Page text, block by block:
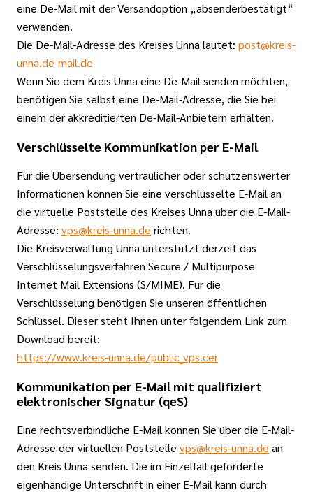
eine De-Mail mit der Versandoption „absenderbestätigt“
verwenden.
Die De-Mail-Adresse des Kreises Unna lautet: post@kreis-
unna.de-mail.de
Wenn Sie dem Kreis Unna eine De-Mail senden möchten,
benötigen Sie selbst eine De-Mail-Adresse, die Sie bei
einem der akkreditierten De-Mail-Anbietern erhalten.
Verschlüsselte Kommunikation per E-Mail
Für die Übersendung vertraulicher oder schützenswerter
Informationen können Sie eine verschlüsselte E-Mail an
die virtuelle Poststelle des Kreises Unna über die E-Mail-
Adresse: vps@kreis-unna.de richten.
Die Kreisverwaltung Unna unterstützt derzeit das
Verschlüsselungsverfahren Secure / Multipurpose
Internet Mail Extensions (S/MIME). Für die
Verschlüsselung benötigen Sie unseren öffentlichen
Schlüssel. Dieser steht Ihnen unter folgendem Link zum
Download bereit:
https://www.kreis-unna.de/public_vps.cer
Kommunikation per E-Mail mit qualifiziert
elektronischer Signatur (qeS)
Eine rechtsverbindliche E-Mail können Sie über die E-Mail-
Adresse der virtuellen Poststelle vps@kreis-unna.de an
den Kreis Unna senden. Die im Einzelfall geforderte
eigenhändige Unterschrift in einer E-Mail kann durch